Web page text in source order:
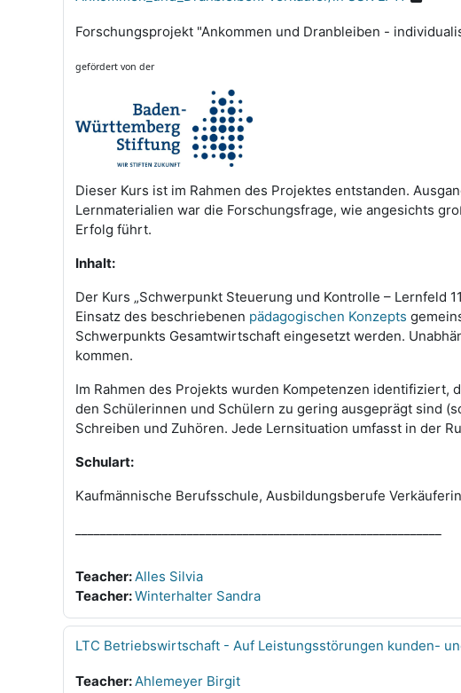
Forschungsprojekt "Ankommen und Dranbleiben -
gefördert von der
Dieser Kurs ist im Rahmen des Projektes entstanden.
Lernmaterialien war die Forschungsfrage, wie angesichts
Erfolg führt.
Inhalt:
Der Kurs „Schwerpunkt Steuerung und Kontrolle – Lernfeld
Einsatz des beschriebenen pädagogischen Konzepts
Schwerpunkts Gesamtwirtschaft eingesetzt werden.
kommen.
Im Rahmen des Projekts wurden Kompetenzen
den Schülerinnen und Schülern zu gering ausgeprägt sind
Schreiben und Zuhören. Jede Lernsituation umfasst in der
Schulart:
Kaufmännische Berufsschule, Ausbildungsberufe
Teacher:Alles Silvia
Teacher:Winterhalter Sandra
LTC Betriebswirtschaft - Auf Leistungsstörungen kunden-
Teacher:Ahlemeyer Birgit